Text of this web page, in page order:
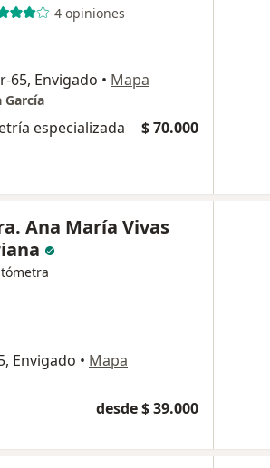
4 opiniones
65, Envigado • Mapa
García
especializada $ 70.000
Ana María Vivas
Envigado • Mapa
desde $ 39.000